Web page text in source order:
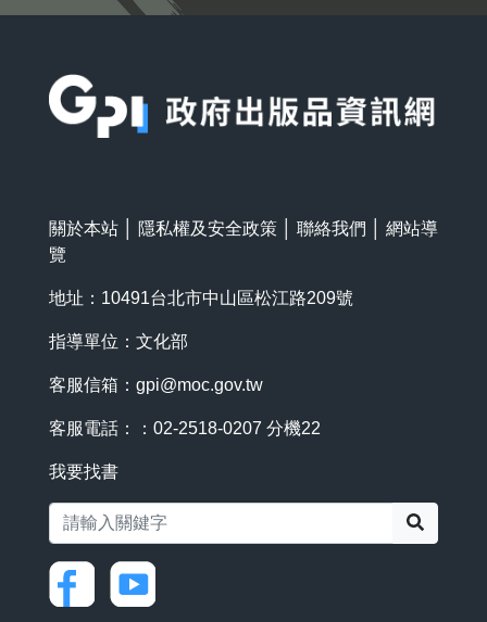
關於本站 隱私權及安全政策 聯絡我們
網站導
覽
地址：10491台北市中山區松江路209號
指導單位：文化部
客服信箱： gpi@moc.gov.tw
客服電話：：02-2518-0207 分機22
我要找書